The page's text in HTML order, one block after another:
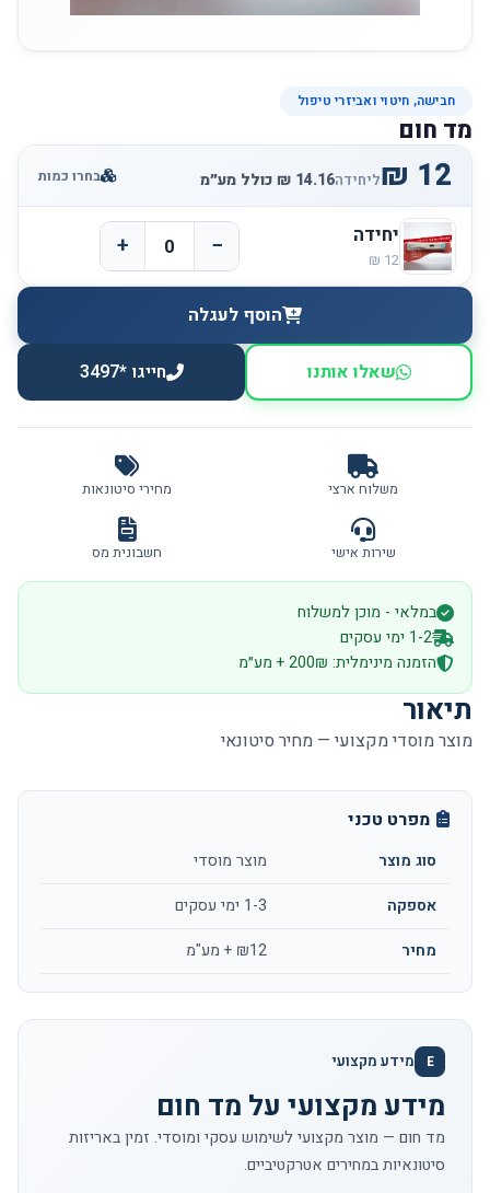
חבישה, חיטוי ואביזרי טיפול
מד חום
ליחידה בחרו כמות
יחידה −
+
הוסף לעגלה
שאלו אותנו חייגו *3497
משלוח ארצי מחירי סיטונאות
שירות אישי חשבונית מס
במלאי - מוכן למשלוח
1-2 ימי עסקים
הזמנה מינימלית: 200₪ + מע״מ
תיאור
מוצר מוסדי מקצועי — מחיר סיטונאי
מפרט טכני
סוג מוצר
מוצר מוסדי
אספקה
1-3 ימי עסקים
מחיר
₪12 + מע"מ
E מידע מקצועי
מידע מקצועי על מד חום
מד חום — מוצר מקצועי לשימוש עסקי ומוסדי. זמין באריזות
סיטונאיות במחירים אטרקטיביים.